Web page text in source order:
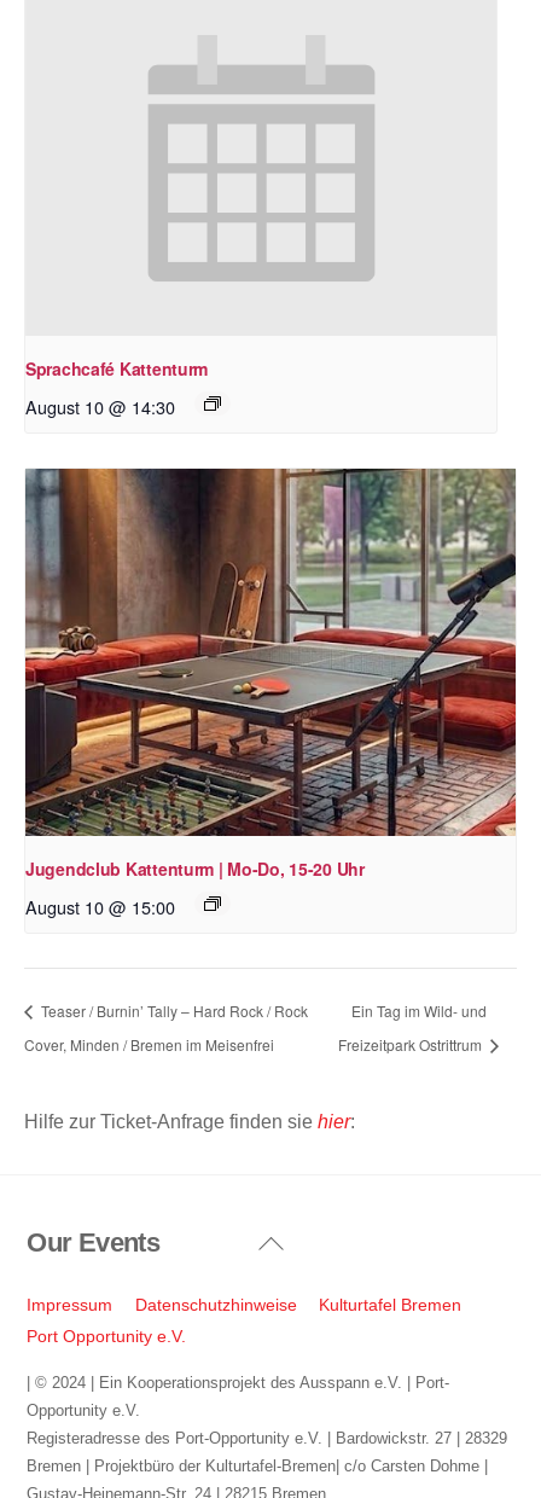
Sprachcafé Kattenturm
August 10 @ 14:30
Jugendclub Kattenturm | Mo-Do, 15-20 Uhr
August 10 @ 15:00
Teaser / Burnin’ Tally – Hard Rock / Rock
Cover, Minden / Bremen im Meisenfrei
Ein Tag im Wild- und
Freizeitpark Ostrittrum
Hilfe zur Ticket-Anfrage finden sie hier:
Back
Top
Our Events
Impressum Datenschutzhinweise
Kulturtafel Bremen
Port Opportunity e.V.
| © 2024 | Ein Kooperationsprojekt des Ausspann e.V. | Port-
Opportunity e.V.
Registeradresse des Port-Opportunity e.V. | Bardowickstr. 27 | 28329
Bremen | Projektbüro der Kulturtafel-Bremen| c/o Carsten Dohme |
Gustav-Heinemann-Str. 24 | 28215 Bremen